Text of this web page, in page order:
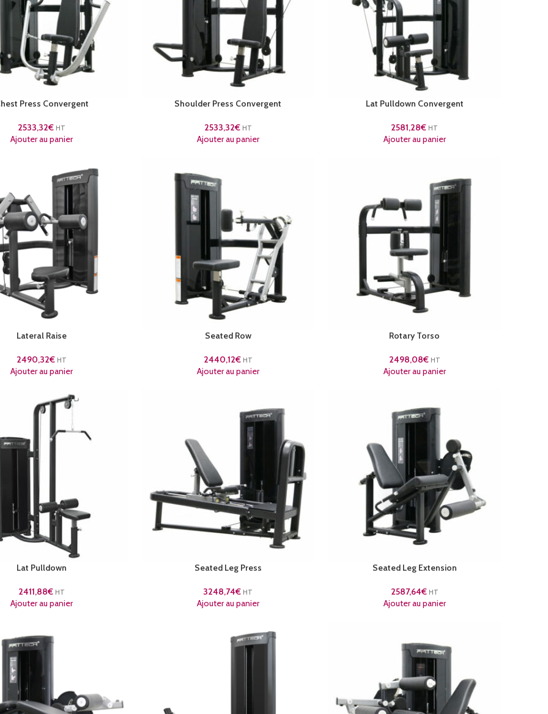
Press Convergent
2533,32€ HT
Ajouter au panier
Shoulder Press Convergent
2533,32€ HT
Ajouter au panier
Lat Pulldown Convergent
2581,28€ HT
Ajouter au panier
Lateral Raise
2490,32€ HT
Ajouter au panier
Seated Row
2440,12€ HT
Ajouter au panier
Rotary Torso
2498,08€ HT
Ajouter au panier
Lat Pulldown
2411,88€ HT
Ajouter au panier
Seated Leg Press
3248,74€ HT
Ajouter au panier
Seated Leg Extension
2587,64€ HT
Ajouter au panier